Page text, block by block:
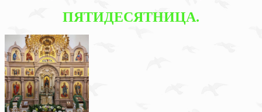
ПЯТИДЕСЯТНИЦА.